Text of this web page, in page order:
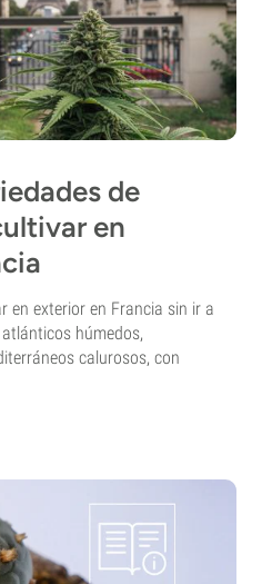
de
en
en exterior en Francia sin ir a
húmedos,
calurosos, con